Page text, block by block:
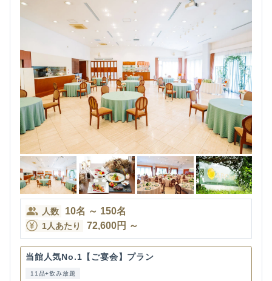
人数 10名 ～ 150名
1人あたり 72,600円 ～
当館人気No.1【ご宴会】プラン
11品+飲み放題